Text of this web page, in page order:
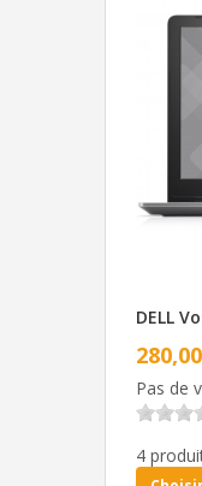
DELL
Pas de
4